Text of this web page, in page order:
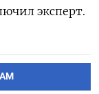
эксперт.